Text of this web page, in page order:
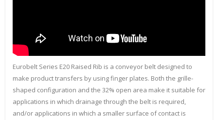
Eurobelt Series E20 Raised Rib is a conveyor belt designed to
make product transfers by using finger plates. Both the grille-
shaped configuration and the 32% open area make it suitable for
applications in which drainage through the belt is required,
and/or applications in which a smaller surface of contact is